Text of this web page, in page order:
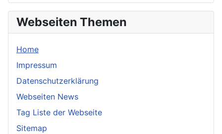
Webseiten Themen
Home
Impressum
Datenschutzerklärung
Webseiten News
Tag Liste der Webseite
Sitemap